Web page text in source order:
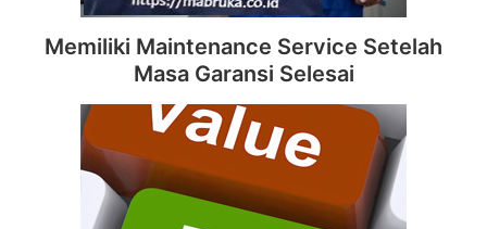
Memiliki Maintenance Service Setelah
Masa Garansi Selesai